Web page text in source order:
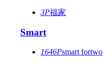
3P福家
Smart
1646Psmart fortwo